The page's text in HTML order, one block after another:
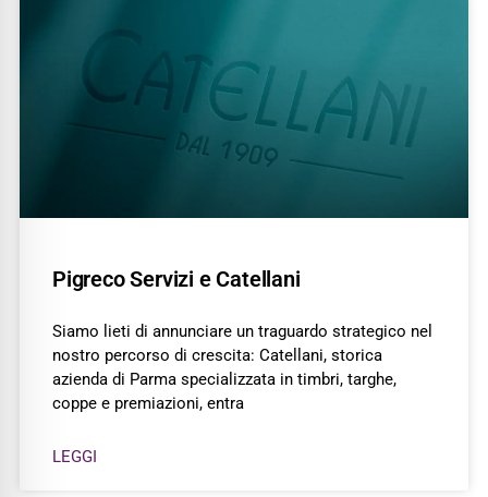
Pigreco Servizi e Catellani
Siamo lieti di annunciare un traguardo strategico nel
nostro percorso di crescita: Catellani, storica
azienda di Parma specializzata in timbri, targhe,
coppe e premiazioni, entra
LEGGI